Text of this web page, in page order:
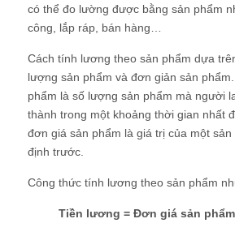
có thể đo lường được bằng sản phẩm
công, lắp ráp, bán hàng…
Cách tính lương theo sản phẩm dựa
lượng sản phẩm và đơn giản sản
phẩm là số lượng sản phẩm mà người
thành trong một khoảng thời gian nhất
đơn giá sản phẩm là giá trị của một
định trước.
Công thức tính lương theo sản phẩm
Tiền lương = Đơn giá sản